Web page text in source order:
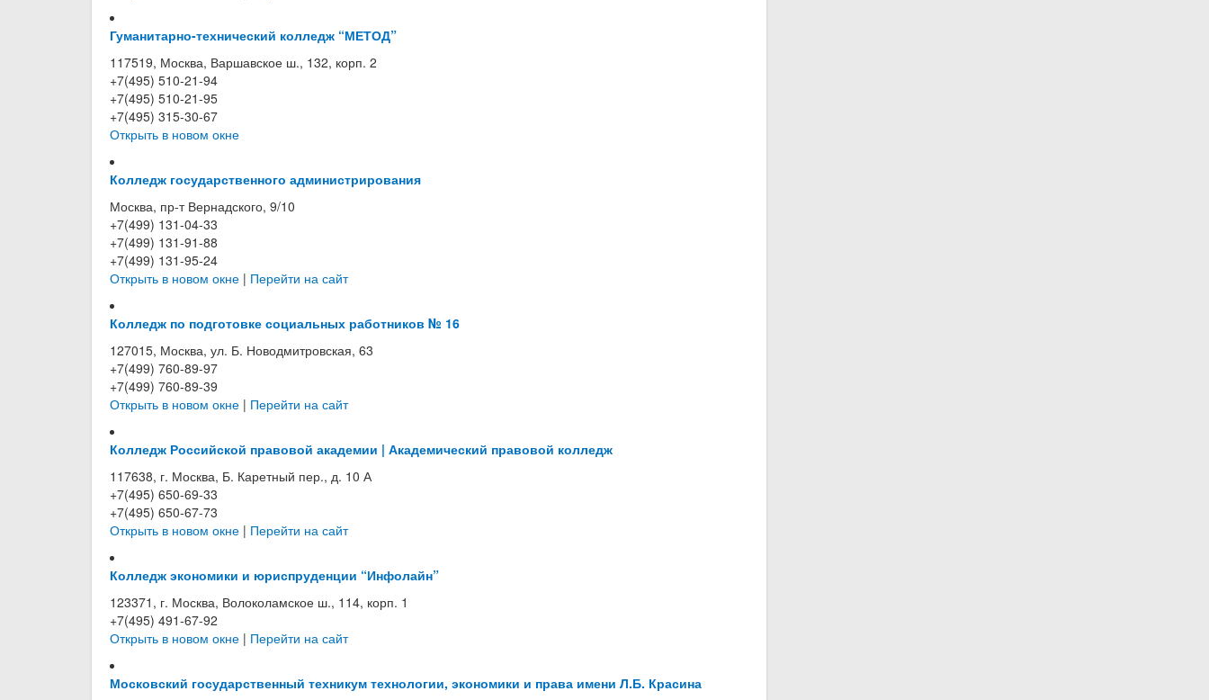
Гуманитарно-технический колледж “МЕТОД”
117519, Москва, Варшавское ш., 132, корп. 2
+7(495) 510-21-94
+7(495) 510-21-95
+7(495) 315-30-67
Открыть в новом окне
Колледж государственного администрирования
Москва, пр-т Вернадского, 9/10
+7(499) 131-04-33
+7(499) 131-91-88
+7(499) 131-95-24
Открыть в новом окне | Перейти на сайт
Колледж по подготовке социальных работников № 16
127015, Москва, ул. Б. Новодмитровская, 63
+7(499) 760-89-97
+7(499) 760-89-39
Открыть в новом окне | Перейти на сайт
Колледж Российской правовой академии | Академический правовой колледж
117638, г. Москва, Б. Каретный пер., д. 10 А
+7(495) 650-69-33
+7(495) 650-67-73
Открыть в новом окне | Перейти на сайт
Колледж экономики и юриспруденции “Инфолайн”
123371, г. Москва, Волоколамское ш., 114, корп. 1
+7(495) 491-67-92
Открыть в новом окне | Перейти на сайт
Московский государственный техникум технологии, экономики и права имени Л.Б. Красина